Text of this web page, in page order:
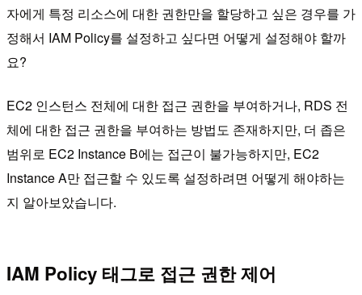
자에게 특정 리소스에 대한 권한만을 할당하고 싶은 경우를 가
정해서 IAM Policy를 설정하고 싶다면 어떻게 설정해야 할까
요?
EC2 인스턴스 전체에 대한 접근 권한을 부여하거나, RDS 전
체에 대한 접근 권한을 부여하는 방법도 존재하지만, 더 좁은
범위로 EC2 Instance B에는 접근이 불가능하지만, EC2
Instance A만 접근할 수 있도록 설정하려면 어떻게 해야하는
지 알아보았습니다.
IAM Policy 태그로 접근 권한 제어